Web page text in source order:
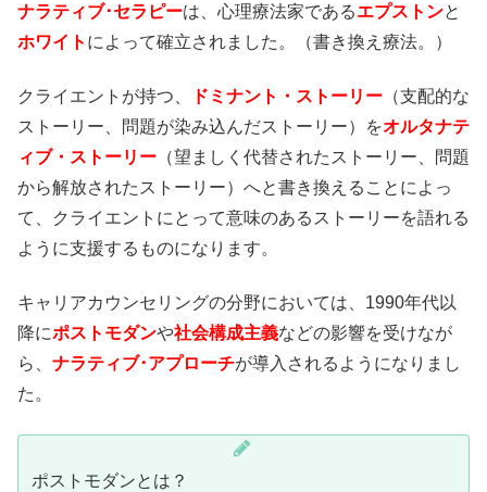
ナラティブ･セラピーは、心理療法家であるエプストンと
ホワイト によって確立されました。（書き換え療法。）
クライエントが持つ、 ドミナント・ストーリー （支配的な
ストーリー、問題が染み込んだストーリー）をオルタナテ
ィブ・ストーリー （望ましく代替されたストーリー、問題
から解放されたストーリー）へと書き換えることによっ
て、クライエントにとって意味のあるストーリーを語れる
ように支援するものになります。
キャリアカウンセリングの分野においては、1990年代以
降にポストモダンや社会構成主義などの影響を受けなが
ら、 ナラティブ･アプローチが導入されるようになりまし
た。
ポストモダンとは？